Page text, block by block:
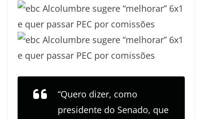
“Quero dizer, como
presidente do Senado, que